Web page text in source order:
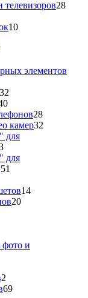
товаров
2828
1010
элементов
40
товаров
2828
товаров
камер32
для
363
товара
для
1414
2020
фото и
2
товара
6969